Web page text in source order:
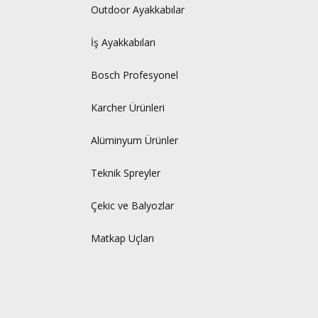
Outdoor Ayakkabılar
İş Ayakkabıları
Bosch Profesyonel
Karcher Ürünleri
Alüminyum Ürünler
Teknik Spreyler
Çekic ve Balyozlar
Matkap Uçları